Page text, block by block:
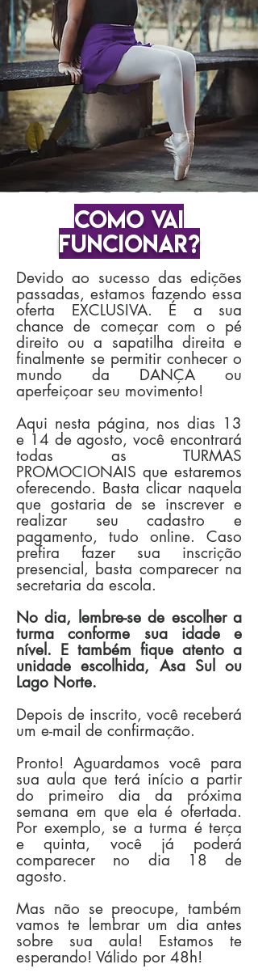
COMO VAI
FUNCIONAR?
Devido ao sucesso das edições
passadas, estamos fazendo essa
oferta EXCLUSIVA. É a sua
chance de começar com o pé
direito ou a sapatilha direita e
finalmente se permitir conhecer o
mundo da DANÇA ou
aperfeiçoar seu movimento!
Aqui nesta página, nos dias 13
e 14 de agosto, você encontrará
todas as TURMAS
PROMOCIONAIS que estaremos
oferecendo. Basta clicar naquela
que gostaria de se inscrever e
realizar seu cadastro e
pagamento, tudo online. Caso
prefira fazer sua inscrição
presencial, basta comparecer na
secretaria da escola.
No dia, lembre-se de escolher a
turma conforme sua idade e
nível. E também fique atento a
unidade escolhida, Asa Sul ou
Lago Norte.
Depois de inscrito, você receberá
um e-mail de confirmação.
Pronto! Aguardamos você para
sua aula que terá início a partir
do primeiro dia da próxima
semana em que ela é ofertada.
Por exemplo, se a turma é terça
e quinta, você já poderá
comparecer no dia 18 de
agosto.
Mas não se preocupe, também
vamos te lembrar um dia antes
sobre sua aula! Estamos te
esperando! Válido por 48h!